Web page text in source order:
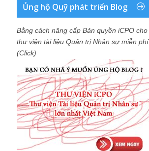
Ủng hộ Quỹ phát triển Blog
Bằng cách nâng cấp Bản quyền iCPO cho
thư viện tài liệu Quản trị Nhân sự miễn phí
(Click)